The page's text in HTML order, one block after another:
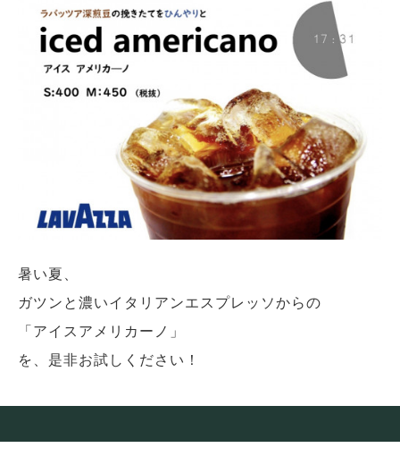
暑い夏、
ガツンと濃いイタリアンエスプレッソからの
「アイスアメリカーノ」
を、是非お試しください！